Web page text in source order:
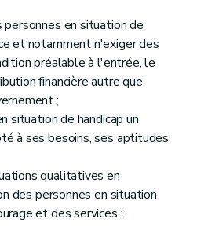
en situation de
et notamment n'exiger des
préalable à l'entrée, le
financière autre que
;
situation de handicap un
à ses besoins, ses aptitudes
qualitatives en
des personnes en situation
et des services ;